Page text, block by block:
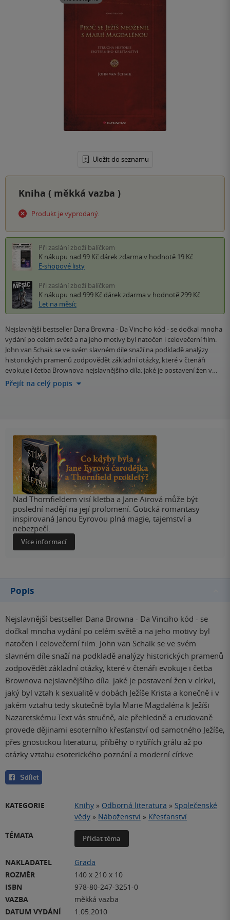
Uložit do seznamu
Kniha ( měkká vazba )
Produkt je vyprodaný.
Při zaslání zboží balíčkem
K nákupu nad 99 Kč dárek zdarma v hodnotě 19 Kč
E-shopové listy
Při zaslání zboží balíčkem
K nákupu nad 999 Kč dárek zdarma v hodnotě 299 Kč
Let na měsíc
Nejslavnější bestseller Dana Browna - Da Vinciho kód - se dočkal mnoha
vydání po celém světě a na jeho motivy byl natočen i celovečerní film.
John van Schaik se ve svém slavném díle snaží na podkladě analýzy
historických pramenů zodpovědět základní otázky, které v čtenáři
evokuje i četba Brownova nejslavnějšího díla: jaké je postavení žen v…
Přejít na celý popis
Nad Thornfieldem visí kletba a Jane Airová může být
poslední nadějí na její prolomení. Gotická romantasy
inspirovaná Janou Eyrovou plná magie, tajemství a
nebezpečí.
Více informací
Popis
Nejslavnější bestseller Dana Browna - Da Vinciho kód - se
dočkal mnoha vydání po celém světě a na jeho motivy byl
natočen i celovečerní film. John van Schaik se ve svém
slavném díle snaží na podkladě analýzy historických pramenů
zodpovědět základní otázky, které v čtenáři evokuje i četba
Brownova nejslavnějšího díla: jaké je postavení žen v církvi,
jaký byl vztah k sexualitě v dobách Ježíše Krista a konečně i v
jakém vztahu tedy skutečně byla Marie Magdaléna k Ježíši
Nazaretskému.Text vás stručně, ale přehledně a erudovaně
provede dějinami esoterního křesťanství od samotného Ježíše,
přes gnostickou literaturu, příběhy o rytířích grálu až po
otázky vztahu esoterického poznání a moderní církve.
Sdílet
KATEGORIE Knihy » Odborná literatura » Společenské
vědy » Náboženství » Křesťanství
TÉMATA
Přidat téma
NAKLADATEL
Grada
ROZMĚR
140 x 210 x 10
ISBN
978-80-247-3251-0
VAZBA
měkká vazba
DATUM VYDÁNÍ
1.05.2010